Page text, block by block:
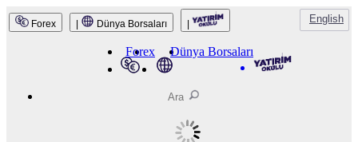
Forex Dünya Borsaları English
Forex Dünya Borsaları